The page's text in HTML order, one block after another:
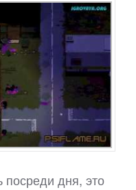
посреди дня, это